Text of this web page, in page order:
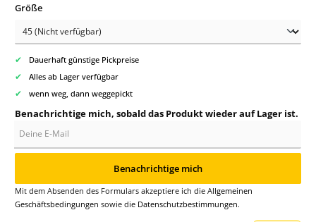
Größeauswählen
✔ Dauerhaft günstige Pickpreise
✔ Alles ab Lager verfügbar
✔ wenn weg, dann weggepickt
Benachrichtige mich, sobald das Produkt wieder auf Lager ist.
Benachrichtige mich
Mit dem Absenden des Formulars akzeptiere ich die Allgemeinen
Geschäftsbedingungen sowie die Datenschutzbestimmungen.